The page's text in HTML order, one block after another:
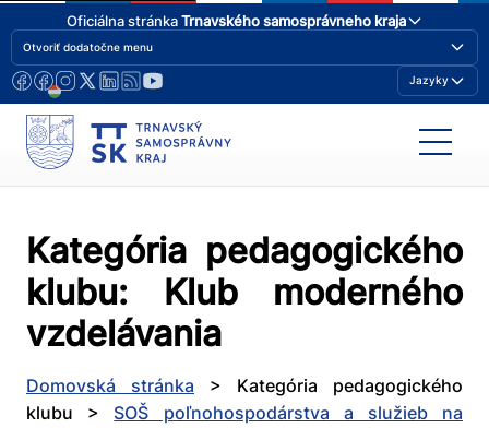
Oficiálna stránkaTrnavského samosprávneho kraja
Otvoriť dodatočne menu
Jazyky
Kategória pedagogického
klubu: Klub moderného
vzdelávania
Domovská stránka > Kategória pedagogického
klubu > SOŠ poľnohospodárstva a služieb na